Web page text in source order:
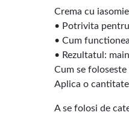
Crema cu
• Potrivita
• Cum
• Rezultatul:
Cum se
Aplica o
A se folosi de